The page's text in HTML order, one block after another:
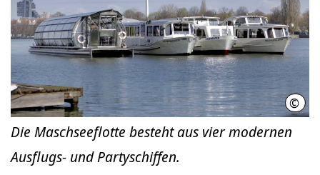
©
Die Maschseeflotte besteht aus vier modernen
Ausflugs- und Partyschiffen.